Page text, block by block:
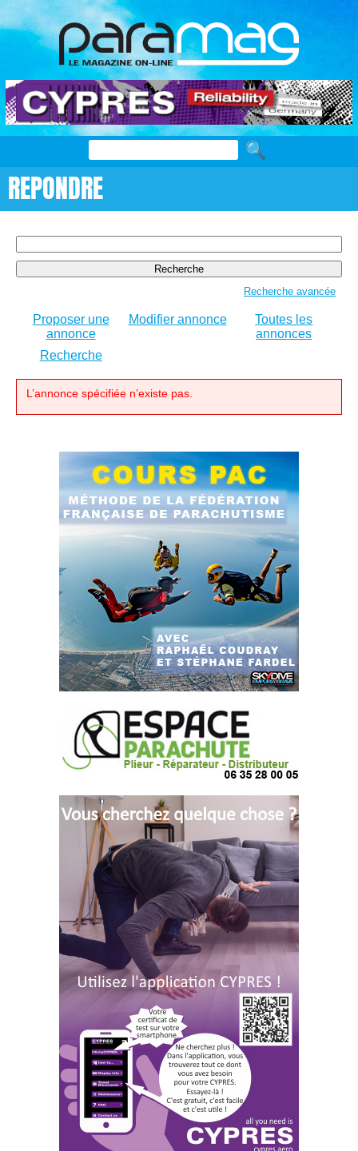
REPONDRE
Rechercher:
Recherche avancée
Proposer une
annonce
Modifier annonce
Toutes les
annonces
Recherche
L’annonce spécifiée n’existe pas.